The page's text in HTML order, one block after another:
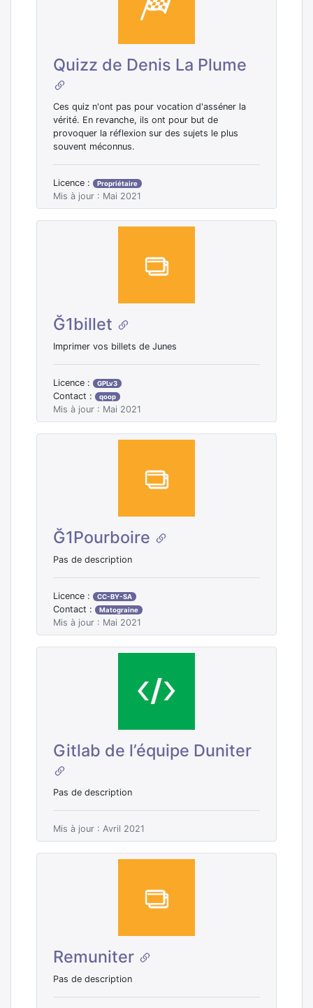
Quizz de Denis La Plume
Ces quiz n'ont pas pour vocation d'asséner la
vérité. En revanche, ils ont pour but de
provoquer la réflexion sur des sujets le plus
souvent méconnus.
Licence : Propriétaire
Mis à jour : Mai 2021
Ğ1billet
Imprimer vos billets de Junes
Licence : GPLv3
Contact : qoop
Mis à jour : Mai 2021
Ğ1Pourboire
Pas de description
Licence : CC-BY-SA
Contact : Matograine
Mis à jour : Mai 2021
Gitlab de l’équipe Duniter
Pas de description
Mis à jour : Avril 2021
Remuniter
Pas de description